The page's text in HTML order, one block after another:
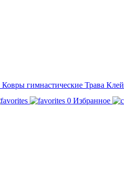
Ковры гимнастические Трава Клей
0 Избранное